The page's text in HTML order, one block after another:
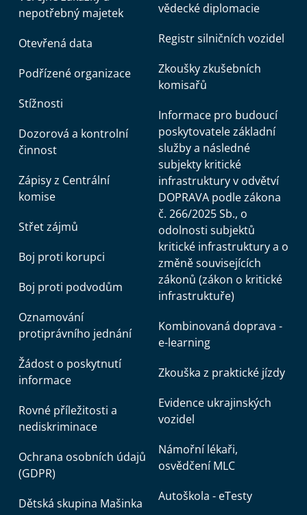
nepotřebný majetek
Otevřená data
Podřízené organizace
Stížnosti
Dozorová a kontrolní
činnost
Zápisy z Centrální
komise
Střet zájmů
Boj proti korupci
Boj proti podvodům
Oznamování
protiprávního jednání
Žádost o poskytnutí
informace
Rovné příležitosti a
nediskriminace
Ochrana osobních údajů
(GDPR)
Dětská skupina Mašinka
vědecké diplomacie
Registr silničních vozidel
Zkoušky zkušebních
komisařů
Informace pro budoucí
poskytovatele základní
služby a následné
subjekty kritické
infrastruktury v odvětví
DOPRAVA podle zákona
č. 266/2025 Sb., o
odolnosti subjektů
kritické infrastruktury a o
změně souvisejících
zákonů (zákon o kritické
infrastruktuře)
Kombinovaná doprava -
e-learning
Zkouška z praktické jízdy
Evidence ukrajinských
vozidel
Námořní lékaři,
osvědčení MLC
Autoškola - eTesty